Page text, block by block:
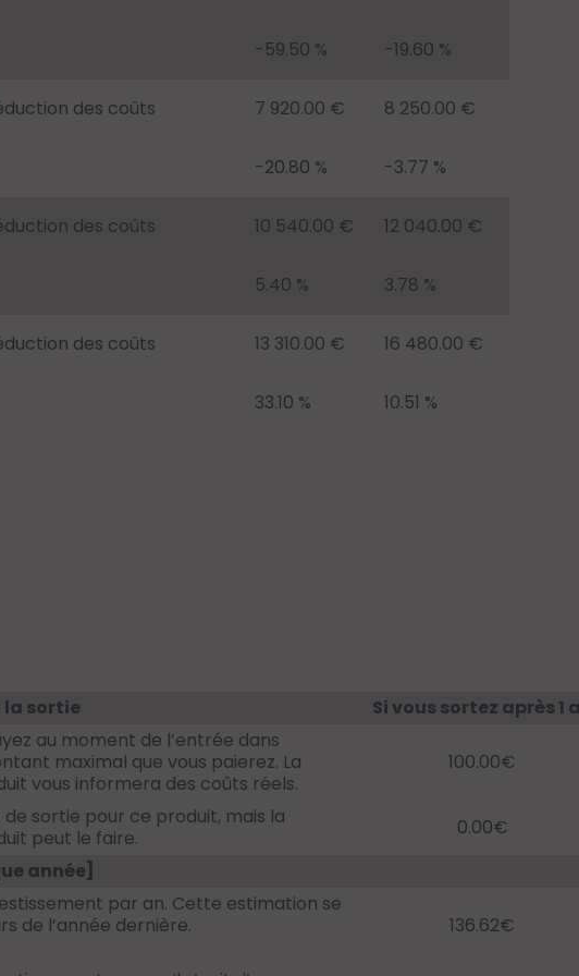
-59.50 % -19.60 %
des coûts 7 920.00 € 8 250.00 €
-20.80 % -3.77 %
des coûts 10 540.00 € 12 040.00 €
5.40 % 3.78 %
des coûts 13 310.00 € 16 480.00 €
33.10 % 10.51 %
la sortie Si vous sortez après 1
au moment de l’entrée dans
maximal que vous paierez. La
vous informera des coûts réels.
100.00€
sortie pour ce produit, mais la
peut le faire.
0.00€
année]
par an. Cette estimation se
de l’année dernière.
136.62€